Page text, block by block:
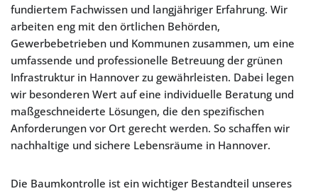
fundiertem Fachwissen und langjähriger Erfahrung. Wir
arbeiten eng mit den örtlichen Behörden,
Gewerbebetrieben und Kommunen zusammen, um eine
umfassende und professionelle Betreuung der grünen
Infrastruktur in Hannover zu gewährleisten. Dabei legen
wir besonderen Wert auf eine individuelle Beratung und
maßgeschneiderte Lösungen, die den spezifischen
Anforderungen vor Ort gerecht werden. So schaffen wir
nachhaltige und sichere Lebensräume in Hannover.
Die Baumkontrolle ist ein wichtiger Bestandteil unseres